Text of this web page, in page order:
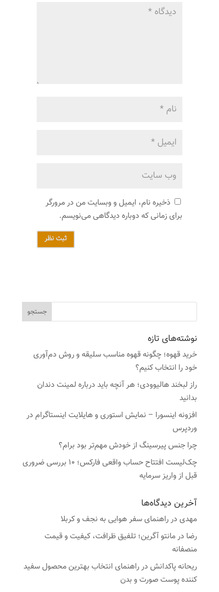
ذخیره نام، ایمیل و وبسایت من در مرورگر
برای زمانی که دوباره دیدگاهی می‌نویسم.
ثبت نظر
نوشته‌های تازه
خرید قهوه؛ چگونه قهوه مناسب سلیقه و روش دم‌آوری
خود را انتخاب کنیم؟
راز لبخند هالیوودی؛ هر آنچه باید درباره لمینت دندان
بدانید
افزونه اینسورا – نمایش استوری و هایلایت اینستاگرام در
وردپرس
چرا جنس پیرسینگ از خودش مهم‌تر بود برام؟
چک‌لیست افتتاح حساب واقعی فارکس؛ ۱۰ بررسی ضروری
قبل از واریز سرمایه
آخرین دیدگاه‌ها
مهدیدرراهنمای سفر هوایی به نجف و کربلا
رضا درمانتو آگرین؛ تلفیق ظرافت، کیفیت و قیمت
منصفانه
ریحانه پاکدانشدرراهنمای انتخاب بهترین محصول سفید
کننده پوست صورت و بدن